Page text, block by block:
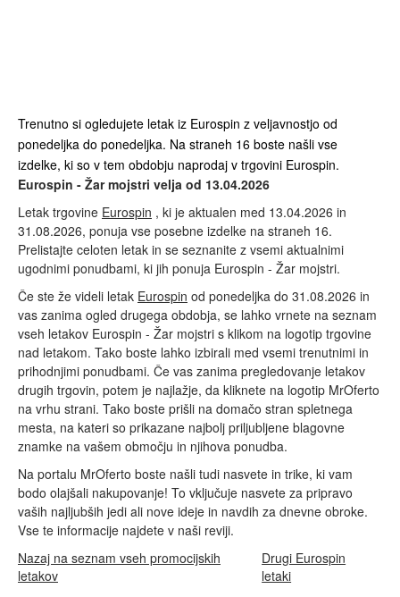
Trenutno si ogledujete letak iz Eurospin z veljavnostjo od
ponedeljka do ponedeljka. Na straneh 16 boste našli vse
izdelke, ki so v tem obdobju naprodaj v trgovini Eurospin.
Eurospin - Žar mojstri velja od 13.04.2026
Letak trgovine Eurospin , ki je aktualen med 13.04.2026 in
31.08.2026, ponuja vse posebne izdelke na straneh 16.
Prelistajte celoten letak in se seznanite z vsemi aktualnimi
ugodnimi ponudbami, ki jih ponuja Eurospin - Žar mojstri.
Če ste že videli letak Eurospin od ponedeljka do 31.08.2026 in
vas zanima ogled drugega obdobja, se lahko vrnete na seznam
vseh letakov Eurospin - Žar mojstri s klikom na logotip trgovine
nad letakom. Tako boste lahko izbirali med vsemi trenutnimi in
prihodnjimi ponudbami. Če vas zanima pregledovanje letakov
drugih trgovin, potem je najlažje, da kliknete na logotip MrOferto
na vrhu strani. Tako boste prišli na domačo stran spletnega
mesta, na kateri so prikazane najbolj priljubljene blagovne
znamke na vašem območju in njihova ponudba.
Na portalu MrOferto boste našli tudi nasvete in trike, ki vam
bodo olajšali nakupovanje! To vključuje nasvete za pripravo
vaših najljubših jedi ali nove ideje in navdih za dnevne obroke.
Vse te informacije najdete v naši reviji.
Nazaj na seznam vseh promocijskih
letakov
Drugi Eurospin
letaki